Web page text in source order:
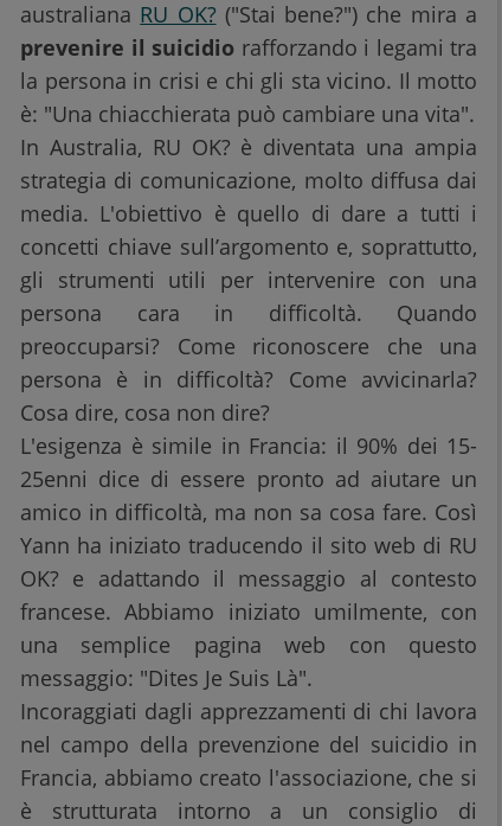
australiana RU OK? ("Stai bene?") che mira a
prevenire il suicidio rafforzando i legami tra
la persona in crisi e chi gli sta vicino. Il motto
è: "Una chiacchierata può cambiare una vita".
In Australia, RU OK? è diventata una ampia
strategia di comunicazione, molto diffusa dai
media. L'obiettivo è quello di dare a tutti i
concetti chiave sull’argomento e, soprattutto,
gli strumenti utili per intervenire con una
persona cara in difficoltà. Quando
preoccuparsi? Come riconoscere che una
persona è in difficoltà? Come avvicinarla?
Cosa dire, cosa non dire?
L'esigenza è simile in Francia: il 90% dei 15-
25enni dice di essere pronto ad aiutare un
amico in difficoltà, ma non sa cosa fare. Così
Yann ha iniziato traducendo il sito web di RU
OK? e adattando il messaggio al contesto
francese. Abbiamo iniziato umilmente, con
una semplice pagina web con questo
messaggio: "Dites Je Suis Là".
Incoraggiati dagli apprezzamenti di chi lavora
nel campo della prevenzione del suicidio in
Francia, abbiamo creato l'associazione, che si
è strutturata intorno a un consiglio di